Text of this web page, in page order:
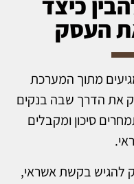
העסק
מתוך המערכת
את הדרך שבה בנקים
סיכון ומקבלים
להגיש בקשת אשראי,